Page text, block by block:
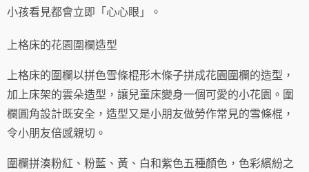
小孩看見都會立即「心心眼」。
上格床的花園圍欄造型
上格床的圍欄以拼色雪條棍形木條子拼成花園圍欄的造型，
加上床架的雲朵造型，讓兒童床變身一個可愛的小花園。圍
欄圓角設計既安全，造型又是小朋友做勞作常見的雪條棍，
令小朋友倍感親切。
圍欄拼湊粉紅、粉藍、黃、白和紫色五種顏色，色彩繽紛之